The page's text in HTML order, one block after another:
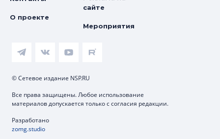
О проекте
сайте
Мероприятия
© Сетевое издание NSP.RU
Все права защищены. Любое использование
материалов допускается только с согласия редакции.
Разработано
zomg.studio